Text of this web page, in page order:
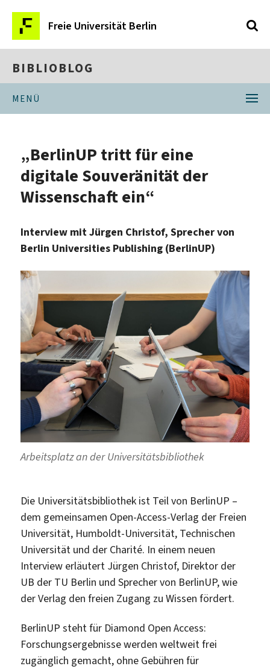
Freie Universität Berlin
BIBLIOBLOG
MENÜ
„BerlinUP tritt für eine
digitale Souveränität der
Wissenschaft ein“
Interview mit Jürgen Christof, Sprecher von
Berlin Universities Publishing (BerlinUP)
Arbeitsplatz an der Universitätsbibliothek
Die Universitätsbibliothek ist Teil von BerlinUP –
dem gemeinsamen Open-Access-Verlag der Freien
Universität, Humboldt-Universität, Technischen
Universität und der Charité. In einem neuen
Interview erläutert Jürgen Christof, Direktor der
UB der TU Berlin und Sprecher von BerlinUP, wie
der Verlag den freien Zugang zu Wissen fördert.
BerlinUP steht für Diamond Open Access:
Forschungsergebnisse werden weltweit frei
zugänglich gemacht, ohne Gebühren für